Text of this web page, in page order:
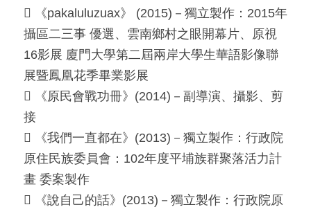
 《pakaluluzuax》 (2015)－獨立製作：2015年
攝區二三事 優選、雲南鄉村之眼開幕片、原視
16影展 廈門大學第二屆兩岸大學生華語影像聯
展暨鳳凰花季畢業影展
 《原民會戰功冊》(2014)－副導演、攝影、剪
接
 《我們一直都在》(2013)－獨立製作：行政院
原住民族委員會：102年度平埔族群聚落活力計
畫 委案製作
 《說自己的話》(2013)－獨立製作：行政院原